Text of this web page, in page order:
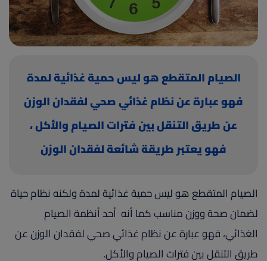
أعلن معنا
الصيام المتقطع هو ليس حمية غذائية لمدة
فهو عبارة عن نظام غذائي صحي لفقدان الوزن
عن طريق التنقل بين فترات الصيام والأكل ،
فهو يعتبر طريقة شائعة لفقدان الوزن
الصيام المتقطع هو ليس حمية غذائية لمدة ولكنه نظام حياة
لضمان صحة ووزن مناسب كما أنه أحد أنظمة الصيام
الغذائي، فهو عبارة عن نظام غذائي صحي لفقدان الوزن عن
طريق التنقل بين فترات الصيام والأكل.